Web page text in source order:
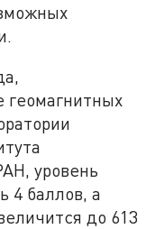
геомагнитных
уровень
4 баллов, а
до 613